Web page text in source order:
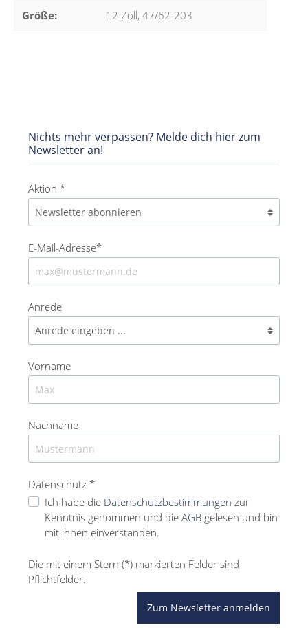
Größe: 12 Zoll, 47/62-203
Nichts mehr verpassen? Melde dich hier zum
Newsletter an!
Aktion *
E-Mail-Adresse*
Anrede
Vorname
Nachname
Datenschutz *
Ich habe die Datenschutzbestimmungen zur
Kenntnis genommen und die AGB gelesen und bin
mit ihnen einverstanden.
Die mit einem Stern (*) markierten Felder sind
Pflichtfelder.
Zum Newsletter anmelden